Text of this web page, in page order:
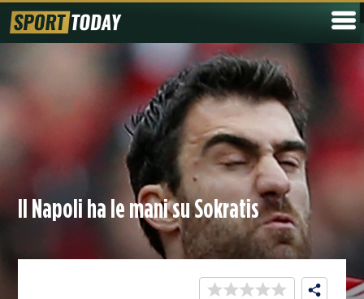
Il Napoli ha le mani su Sokratis